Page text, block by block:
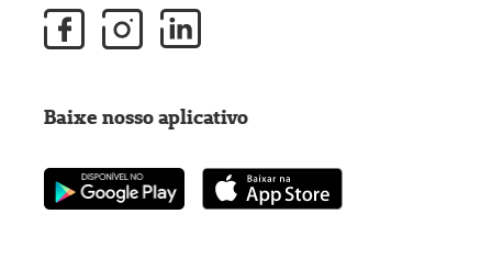
Baixe nosso aplicativo